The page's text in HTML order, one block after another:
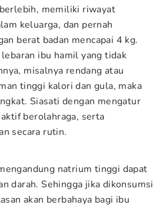
memiliki riwayat
keluarga, dan pernah
berat badan mencapai 4 kg.
ibu hamil yang tidak
misalnya rendang atau
tinggi kalori dan gula, maka
Siasati dengan mengatur
berolahraga, serta
secara rutin.
natrium tinggi dapat
darah. Sehingga jika dikonsumsi
akan berbahaya bagi ibu